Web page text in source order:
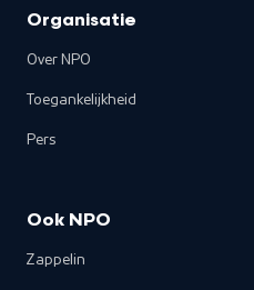
Organisatie
Over NPO
Toegankelijkheid
Pers
Ook NPO
Zappelin